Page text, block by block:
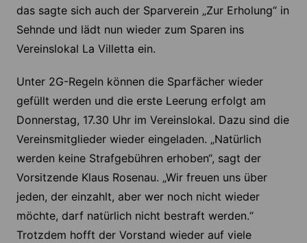
das sagte sich auch der Sparverein „Zur Erholung“ in
Sehnde und lädt nun wieder zum Sparen ins
Vereinslokal La Villetta ein.
Unter 2G-Regeln können die Sparfächer wieder
gefüllt werden und die erste Leerung erfolgt am
Donnerstag, 17.30 Uhr im Vereinslokal. Dazu sind die
Vereinsmitglieder wieder eingeladen. „Natürlich
werden keine Strafgebühren erhoben“, sagt der
Vorsitzende Klaus Rosenau. „Wir freuen uns über
jeden, der einzahlt, aber wer noch nicht wieder
möchte, darf natürlich nicht bestraft werden.“
Trotzdem hofft der Vorstand wieder auf viele